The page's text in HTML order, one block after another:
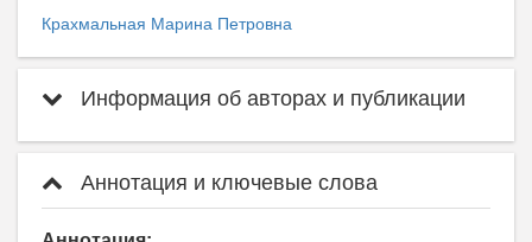
Крахмальная Марина Петровна
Информация об авторах и публикации
Аннотация и ключевые слова